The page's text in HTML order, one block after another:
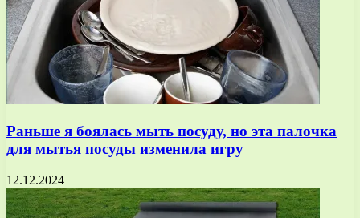
Раньше я боялась мыть посуду, но эта палочка
для мытья посуды изменила игру
12.12.2024